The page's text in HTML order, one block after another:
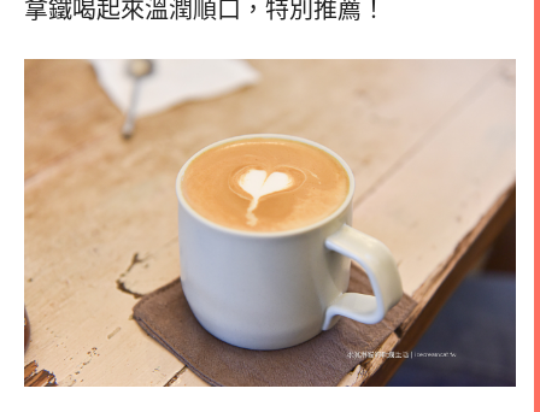
拿鐵喝起來溫潤順口，特別推薦！